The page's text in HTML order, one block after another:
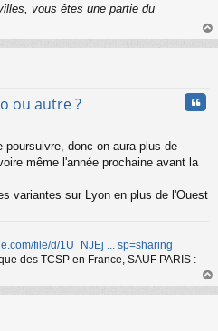
vous êtes une partie du
au
ou autre ?
donc on aura plus de
même l'année prochaine avant la
variantes sur Lyon en plus de l'Ouest
file/d/1U_NJEj ... sp=sharing
des TCSP en France, SAUF PARIS :
au